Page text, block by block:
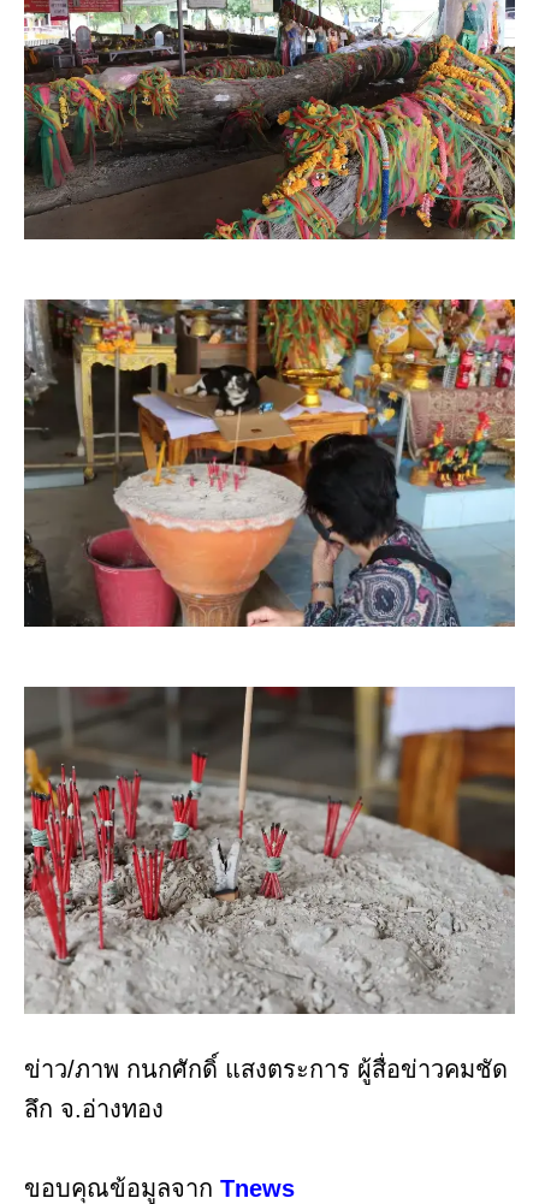
ข่าว/ภาพ กนกศักดิ์ แสงตระการ ผู้สื่อข่าวคมชัด
ลึก จ.อ่างทอง
ขอบคุณข้อมูลจาก Tnews